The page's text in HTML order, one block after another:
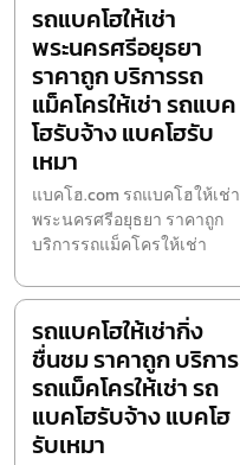
รถแบคโฮให้เช่า
พระนครศรีอยุธยา
ราคาถูก บริการรถ
แม็คโครให้เช่า รถแบค
โฮรับจ้าง แบคโฮรับ
เหมา
แบคโฮ.com รถแบคโฮให้เช่า
พระนครศรีอยุธยา ราคาถูก
บริการรถแม็คโครให้เช่า
รถแบคโฮให้เช่ากิ่ง
ชื่นชม ราคาถูก บริการ
รถแม็คโครให้เช่า รถ
แบคโฮรับจ้าง แบคโฮ
รับเหมา